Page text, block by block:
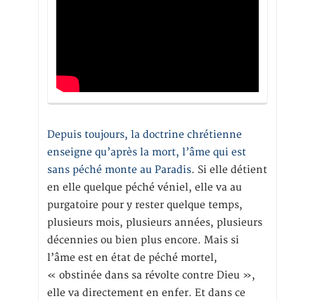
Depuis toujours, la doctrine chrétienne
enseigne qu’après la mort, l’âme qui est
sans péché monte au Paradis. Si elle détient
en elle quelque péché véniel, elle va au
purgatoire pour y rester quelque temps,
plusieurs mois, plusieurs années, plusieurs
décennies ou bien plus encore. Mais si
l’âme est en état de péché mortel,
« obstinée dans sa révolte contre Dieu »,
elle va directement en enfer. Et dans ce